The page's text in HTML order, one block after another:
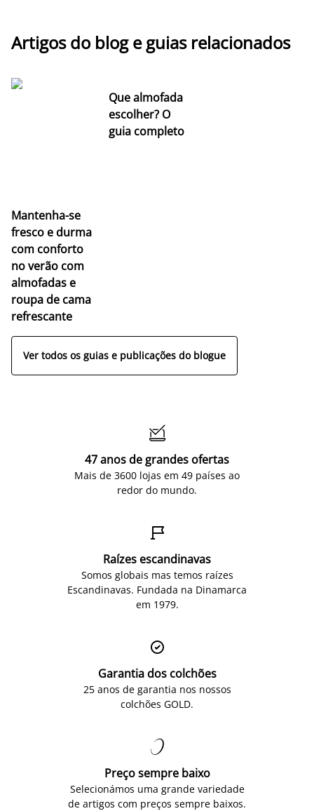
Artigos do blog e guias relacionados
Mantenha-se
fresco e durma
com conforto
no verão com
almofadas e
roupa de cama
refrescante
Que almofada
escolher? O
guia completo
Ver todos os guias e publicações do blogue

47 anos de grandes ofertas
Mais de 3600 lojas em 49 países ao
redor do mundo.

Raízes escandinavas
Somos globais mas temos raízes
Escandinavas. Fundada na Dinamarca
em 1979.

Garantia dos colchões
25 anos de garantia nos nossos
colchões GOLD.

Preço sempre baixo
Selecionámos uma grande variedade
de artigos com preços sempre baixos.